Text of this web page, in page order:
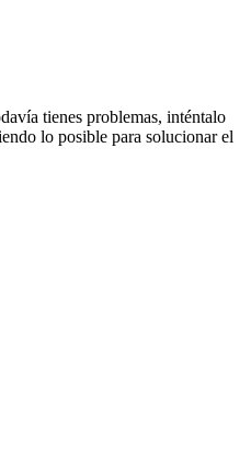
tienes problemas, inténtalo
lo posible para solucionar el